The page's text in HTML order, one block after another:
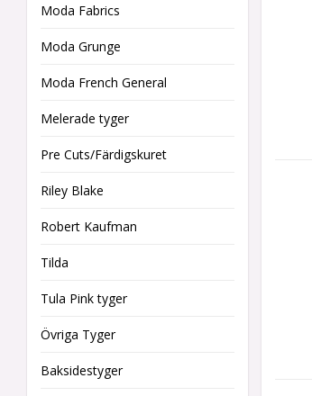
Moda Fabrics
Moda Grunge
Moda French General
Melerade tyger
Pre Cuts/Färdigskuret
Riley Blake
Robert Kaufman
Tilda
Tula Pink tyger
Övriga Tyger
Baksidestyger